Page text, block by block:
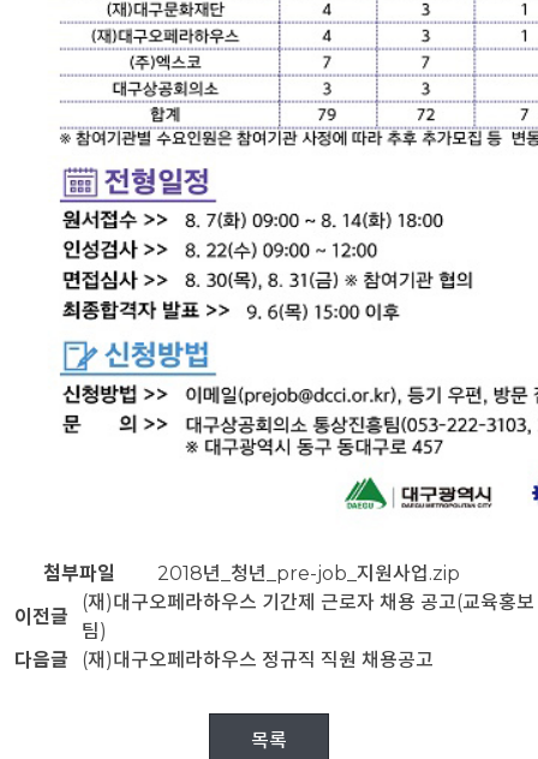
첨부파일
2018년_청년_pre-job_지원사업.zip
이전글
(재)대구오페라하우스 기간제 근로자 채용 공고(교육홍보
팀)
다음글
(재)대구오페라하우스 정규직 직원 채용공고
목록